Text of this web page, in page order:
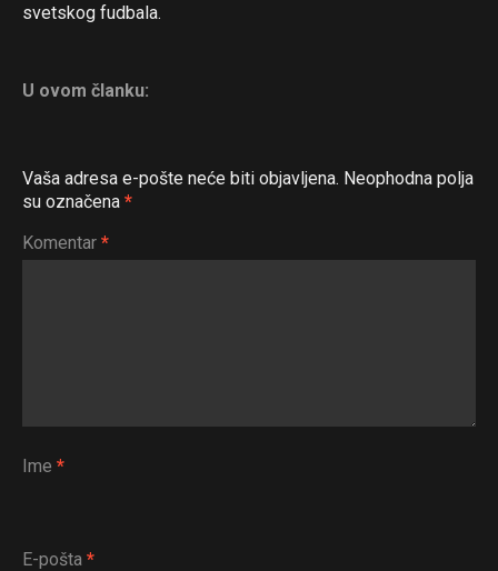
svetskog fudbala.
U ovom članku:
Vaša adresa e-pošte neće biti objavljena. Neophodna polja
su označena *
Komentar *
Ime *
E-pošta *